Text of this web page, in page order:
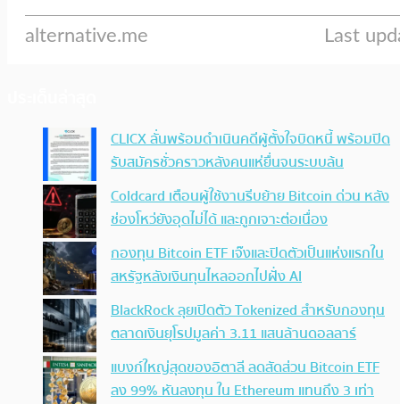
CLICX ลั่นพร้อมดำเนินคดีผู้ตั้งใจบิดหนี้ พร้อมปิด
รับสมัครชั่วคราวหลังคนแห่ยื่นจนระบบล้น
Coldcard เตือนผู้ใช้งานรีบย้าย Bitcoin ด่วน หลัง
ช่องโหว่ยังอุดไม่ได้ และถูกเจาะต่อเนื่อง
กองทุน Bitcoin ETF เจ๊งและปิดตัวเป็นแห่งแรกใน
สหรัฐหลังเงินทุนไหลออกไปฝั่ง AI
BlackRock ลุยเปิดตัว Tokenized สำหรับกองทุน
ตลาดเงินยุโรปมูลค่า 3.11 แสนล้านดอลลาร์
แบงก์ใหญ่สุดของอิตาลี ลดสัดส่วน Bitcoin ETF
ลง 99% หันลงทุน ใน Ethereum แทนถึง 3 เท่า